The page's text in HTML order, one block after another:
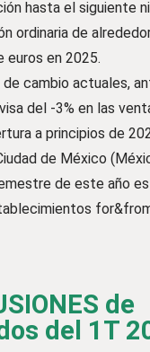
hasta el siguiente
ordinaria de
euros en 2025.
cambio actuales,
del -3% en las
a principios de
de México
de este año
de
del 1T